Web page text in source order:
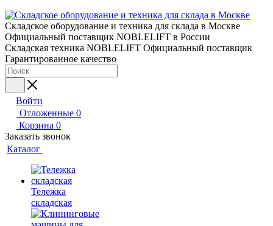
Складское оборудование и техника для склада в Москве
Официальный поставщик NOBLELIFT в России
Складская техника NOBLELIFT Официальный поставщик
Гарантированное качество
Войти
Отложенные 0
Корзина 0
Заказать звонок
Каталог
Тележка
складская